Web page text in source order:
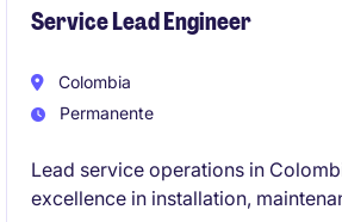
Service Lead Engineer
Colombia
Permanente
Lead service operations in
excellence in installation,